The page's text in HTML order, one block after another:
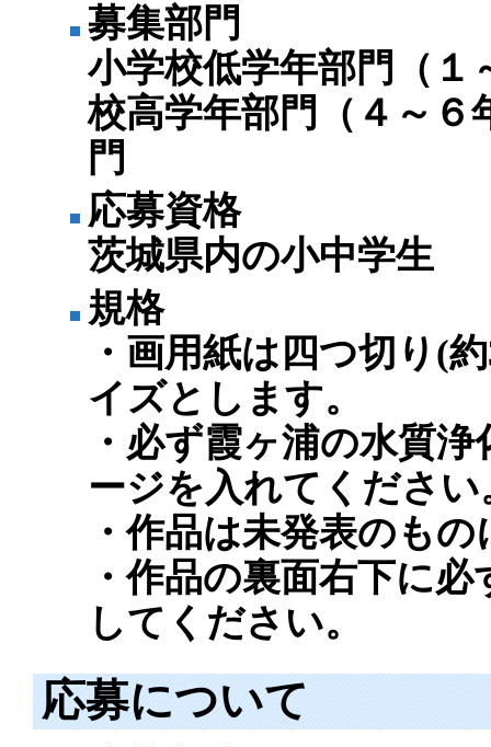
募集部門
小学校低学年部門（１
校高学年部門（４～６
門
応募資格
茨城県内の小中学生
規格
・画用紙は四つ切り(
イズとします。
・必ず霞ヶ浦の水質
ージを入れてください
・作品は未発表のも
・作品の裏面右下に
してください。
応募について